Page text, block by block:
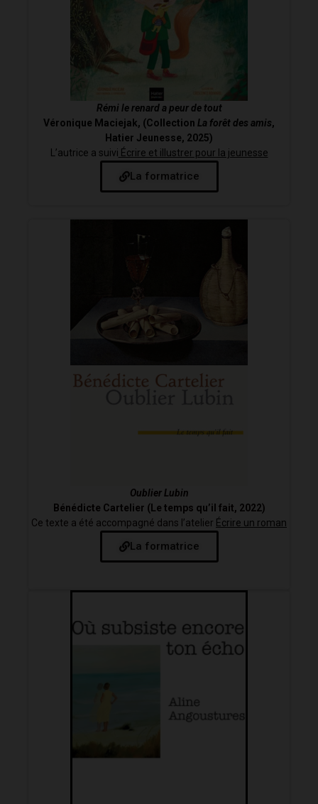
Rémi le renard a peur de tout
Véronique Maciejak, (Collection La forêt des amis,
Hatier Jeunesse, 2025)
L’autrice a suivi Écrire et illustrer pour la jeunesse
La formatrice
Oublier Lubin
Bénédicte Cartelier (Le temps qu’il fait, 2022)
Ce texte a été accompagné dans l’atelier Écrire un roman
La formatrice